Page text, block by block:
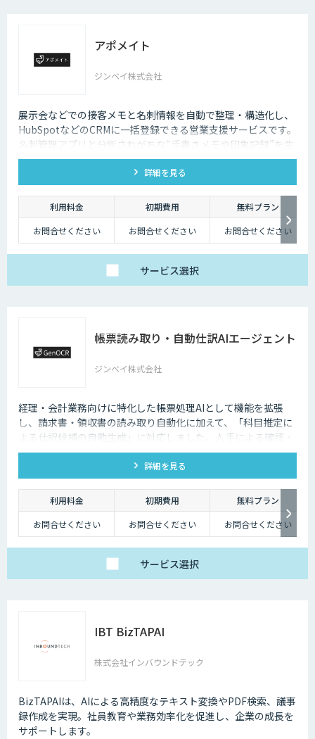
アポメイト
ジンベイ株式会社
展示会などでの接客メモと名刺情報を自動で整理・構造化し、
HubSpotなどのCRMに一括登録できる営業支援サービスです。
名刺管理アプリと分断されがちな“手書きメモや印象記録”を生
成AIで読み取ります。
詳細を見る
利用料金 初期費用
無料プラン
お問合せください
お問合せください お問合せください
サービス選択
帳票読み取り・自動仕訳AIエージェント
ジンベイ株式会社
経理・会計業務向けに特化した帳票処理AIとして機能を拡張
し、請求書・領収書の読み取り自動化に加えて、「科目推定に
よる仕訳候補の自動生成」に対応しました。人手による確認・
突合・仕訳作業の負荷を大幅に軽減し、経理DXを加速させま
詳細を見る
利用料金 初期費用
無料プラン
お問合せください
お問合せください お問合せください
サービス選択
IBT BizTAPAI
株式会社インバウンドテック
BizTAPAIは、AIによる高精度なテキスト変換やPDF検索、議事
録作成を実現。社員教育や業務効率化を促進し、企業の成長を
サポートします。